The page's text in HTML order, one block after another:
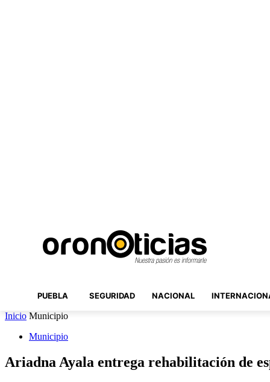
PUEBLA SEGURIDAD NACIONAL
Inicio Municipio
Municipio
Ariadna Ayala entrega rehabilitación de